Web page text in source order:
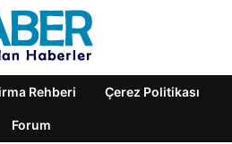
Rehberi Çerez Politikası
Forum